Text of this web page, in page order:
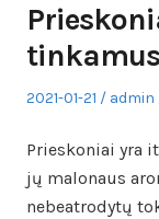
Posted
2021-01-21 Author
admin
Prieskoniai yra
jų malonaus
nebeatrodytų